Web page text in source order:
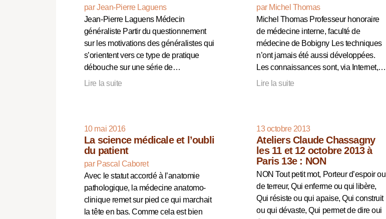
par Jean-Pierre Laguens
Jean-Pierre Laguens Médecin
généraliste Partir du questionnement
sur les motivations des généralistes qui
s’orientent vers ce type de pratique
débouche sur une série de…
Lire la suite
par Michel Thomas
Michel Thomas Professeur honoraire
de médecine interne, faculté de
médecine de Bobigny Les techniques
n’ont jamais été aussi développées.
Les connaissances sont, via Internet,…
Lire la suite
10 mai 2016
La science médicale et l’oubli
du patient
par Pascal Caboret
Avec le statut accordé à l’anatomie
pathologique, la médecine anatomo-
clinique remet sur pied ce qui marchait
la tête en bas. Comme cela est bien
13 octobre 2013
Ateliers Claude Chassagny
les 11 et 12 octobre 2013 à
Paris 13e : NON
NON Tout petit mot, Porteur d’espoir ou
de terreur, Qui enferme ou qui libère,
Qui résiste ou qui apaise, Qui construit
ou qui dévaste, Qui permet de dire oui